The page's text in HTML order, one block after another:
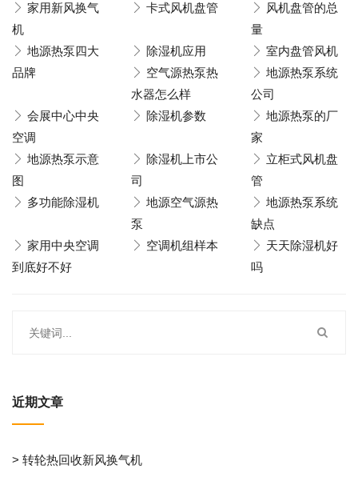
家用新风换气
机
卡式风机盘管
风机盘管的总
量
地源热泵四大
品牌
除湿机应用
室内盘管风机
空气源热泵热
水器怎么样
地源热泵系统
公司
会展中心中央
空调
除湿机参数
地源热泵的厂
家
地源热泵示意
图
除湿机上市公
司
立柜式风机盘
管
多功能除湿机
地源空气源热
泵
地源热泵系统
缺点
家用中央空调
到底好不好
空调机组样本
天天除湿机好
吗
近期文章
> 转轮热回收新风换气机